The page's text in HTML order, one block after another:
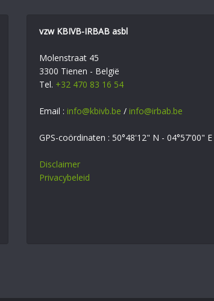
vzw KBIVB-IRBAB asbl
Molenstraat 45
3300 Tienen - België
Tel. +32 470 83 16 54
Email : info@kbivb.be / info@irbab.be
GPS-coördinaten : 50°48'12" N - 04°57'00" E
Disclaimer
Privacybeleid